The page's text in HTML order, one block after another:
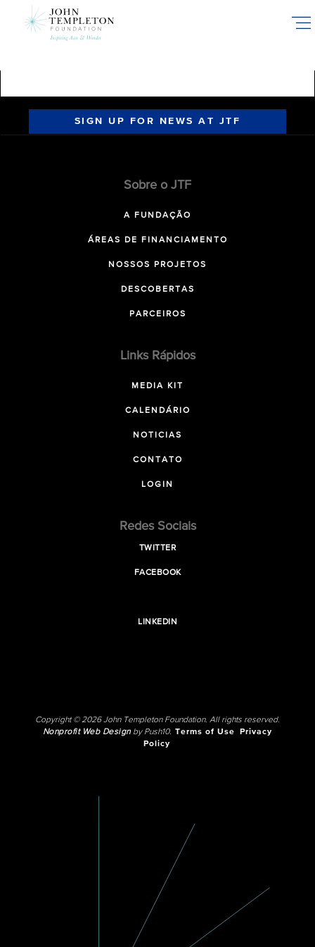
SIGN UP FOR NEWS AT JTF
Sobre o JTF
A FUNDAÇÃO
ÁREAS DE FINANCIAMENTO
NOSSOS PROJETOS
DESCOBERTAS
PARCEIROS
Links Rápidos
MEDIA KIT
CALENDÁRIO
NOTICIAS
CONTATO
LOGIN
Redes Sociais
TWITTER
FACEBOOK
LINKEDIN
Copyright © 2026 John Templeton Foundation. All rights reserved.
Nonprofit Web Designby Push10. Terms of Use
Privacy
Policy